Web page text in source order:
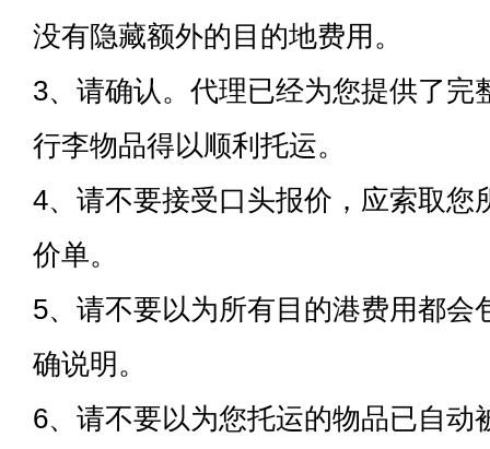
没有隐藏额外的目的地费用。
3、请确认。代理已经为您提供了完
行李物品得以顺利托运。
4、请不要接受口头报价，应索取您
价单。
5、请不要以为所有目的港费用都会
确说明。
6、请不要以为您托运的物品已自动